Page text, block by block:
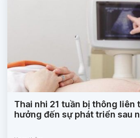
Thai nhi 21 tuần bị thông liên
hưởng đến sự phát triển sau